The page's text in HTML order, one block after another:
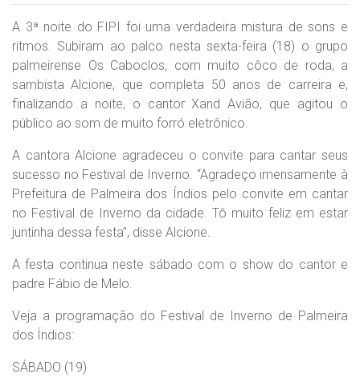
A 3ª noite do FIPI foi uma verdadeira mistura de sons e
ritmos. Subiram ao palco nesta sexta-feira (18) o grupo
palmeirense Os Caboclos, com muito côco de roda, a
sambista Alcione, que completa 50 anos de carreira e,
finalizando a noite, o cantor Xand Avião, que agitou o
público ao som de muito forró eletrônico.
A cantora Alcione agradeceu o convite para cantar seus
sucesso no Festival de Inverno. “Agradeço imensamente à
Prefeitura de Palmeira dos Índios pelo convite em cantar
no Festival de Inverno da cidade. Tô muito feliz em estar
juntinha dessa festa”, disse Alcione.
A festa continua neste sábado com o show do cantor e
padre Fábio de Melo.
Veja a programação do Festival de Inverno de Palmeira
dos Índios:
SÁBADO (19)